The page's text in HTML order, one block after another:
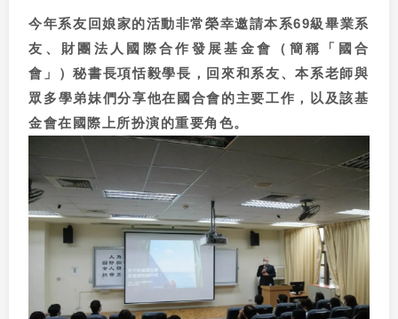
今年系友回娘家的活動非常榮幸邀請本系69級畢業系
友、財團法人國際合作發展基金會（簡稱「國合
會」）秘書長項恬毅學長，回來和系友、本系老師與
眾多學弟妹們分享他在國合會的主要工作，以及該基
金會在國際上所扮演的重要角色。